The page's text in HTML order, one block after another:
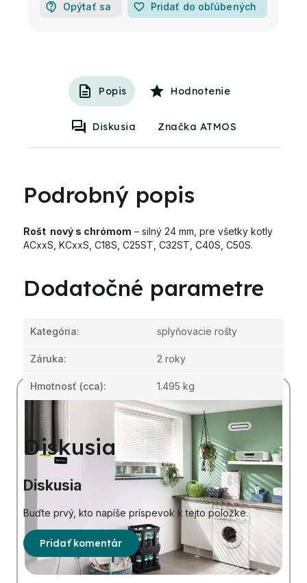
Opýtať sa favorite_border Pridať do obľúbených
Popis Hodnotenie
Diskusia Značka ATMOS
Podrobný popis
Rošt nový s chrómom – silný 24 mm, pre všetky kotly
ACxxS, KCxxS, C18S, C25ST, C32ST, C40S, C50S.
Dodatočné parametre
Kategória: splyňovacie rošty
Záruka: 2 roky
Hmotnosť (cca): 1.495 kg
Diskusia
Diskusia
Buďte prvý, kto napíše príspevok k tejto položke.
Pridať komentár